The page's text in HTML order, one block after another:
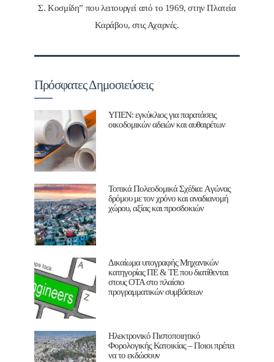
Σ. Κοσμίδη” που λειτουργεί από το 1969, στην Πλατεία
Καράβου, στις Αχαρνές.
Πρόσφατες Δημοσιεύσεις
ΥΠΕΝ: εγκύκλιος για παρατάσεις
οικοδομικών αδειών και αυθαιρέτων
Τοπικά Πολεοδομικά Σχέδια: Aγώνας
δρόμου με τον χρόνο και αναδιανομή
χώρου, αξίας και προσδοκιών
Δικαίωμα υπογραφής Μηχανικών
κατηγορίας ΠΕ & ΤΕ που διατίθενται
στους ΟΤΑ στο πλαίσιο
προγραμματικών συμβάσεων
Ηλεκτρονικό Πιστοποιητικό
Φορολογικής Κατοικίας – Ποιοι πρέπει
να το εκδώσουν